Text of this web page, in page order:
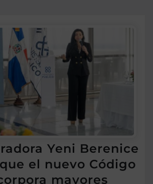
Yeni Berenice
el nuevo Código
mayores